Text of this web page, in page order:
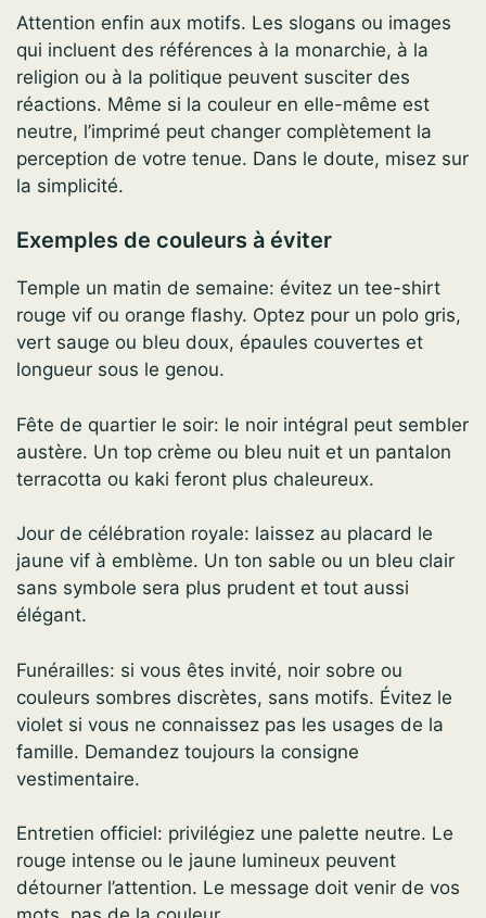
Attention enfin aux motifs. Les slogans ou images
qui incluent des références à la monarchie, à la
religion ou à la politique peuvent susciter des
réactions. Même si la couleur en elle-même est
neutre, l’imprimé peut changer complètement la
perception de votre tenue. Dans le doute, misez sur
la simplicité.
Exemples de couleurs à éviter
Temple un matin de semaine: évitez un tee-shirt
rouge vif ou orange flashy. Optez pour un polo gris,
vert sauge ou bleu doux, épaules couvertes et
longueur sous le genou.
Fête de quartier le soir: le noir intégral peut sembler
austère. Un top crème ou bleu nuit et un pantalon
terracotta ou kaki feront plus chaleureux.
Jour de célébration royale: laissez au placard le
jaune vif à emblème. Un ton sable ou un bleu clair
sans symbole sera plus prudent et tout aussi
élégant.
Funérailles: si vous êtes invité, noir sobre ou
couleurs sombres discrètes, sans motifs. Évitez le
violet si vous ne connaissez pas les usages de la
famille. Demandez toujours la consigne
vestimentaire.
Entretien officiel: privilégiez une palette neutre. Le
rouge intense ou le jaune lumineux peuvent
détourner l’attention. Le message doit venir de vos